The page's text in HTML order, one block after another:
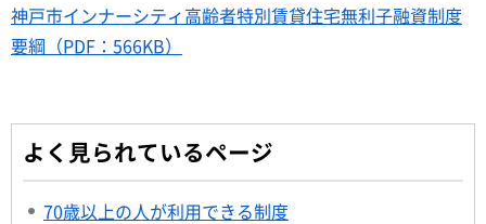
神戸市インナーシティ高齢者特別賃貸住宅無利子融資制度
要綱（PDF：566KB）
よく見られているページ
70歳以上の人が利用できる制度